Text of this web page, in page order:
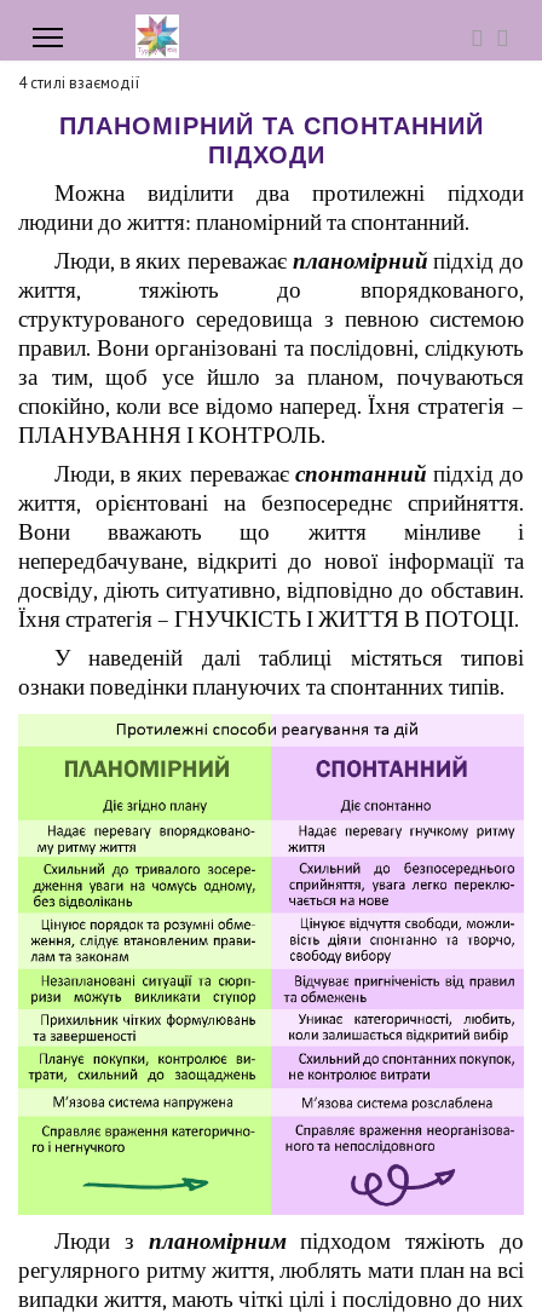
4 стилі взаємодії
ПЛАНОМІРНИЙ ТА СПОНТАННИЙ
ПІДХОДИ
Можна виділити два протилежні підходи
людини до життя: планомірний та спонтанний.
Люди, в яких переважає планомірний підхід до
життя, тяжіють до впорядкованого,
структурованого середовища з певною системою
правил. Вони організовані та послідовні, слідкують
за тим, щоб усе йшло за планом, почуваються
спокійно, коли все відомо наперед. Їхня стратегія –
ПЛАНУВАННЯ І КОНТРОЛЬ.
Люди, в яких переважає спонтанний підхід до
життя, орієнтовані на безпосереднє сприйняття.
Вони вважають що життя мінливе і
непередбачуване, відкриті до нової інформації та
досвіду, діють ситуативно, відповідно до обставин.
Їхня стратегія – ГНУЧКІСТЬ І ЖИТТЯ В ПОТОЦІ.
У наведеній далі таблиці містяться типові
ознаки поведінки плануючих та спонтанних типів.
Люди з планомірнимпідходом тяжіють до
регулярного ритму життя, люблять мати план на всі
випадки життя, мають чіткі цілі і послідовно до них